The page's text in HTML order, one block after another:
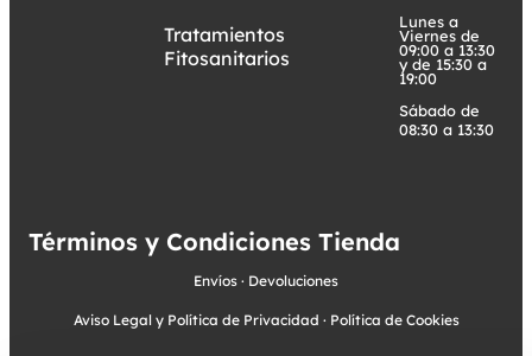
Tratamientos
Fitosanitarios
Lunes a
Viernes de
09:00 a 13:30
y de 15:30 a
19:00
Sábado de
08:30 a 13:30
Términos y Condiciones Tienda
Envíos · Devoluciones
Aviso Legal y Política de Privacidad · Política de Cookies